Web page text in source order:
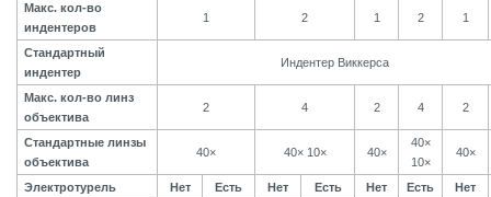
Макс. кол-во
индентеров
1 2 1 2 1
Стандартный
индентер
Индентер Виккерса
Макс. кол-во линз
объектива
2 4 2 4 2
Стандартные линзы
объектива
40× 40× 10× 40×
40×
10×
40×
Электротурель Нет Есть Нет Есть Нет Есть Нет